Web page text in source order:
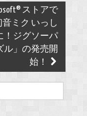
ストアで
音ミク いっし
！ジグソーパ
ル」の発売開
始！